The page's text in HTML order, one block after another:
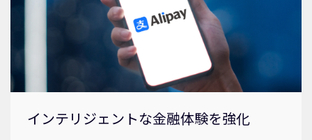
インテリジェントな金融体験を強化